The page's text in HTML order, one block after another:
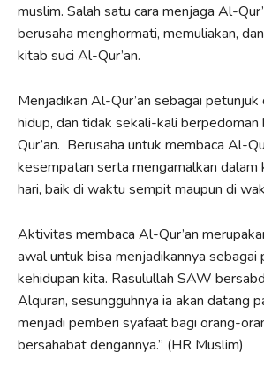
muslim. Salah satu cara menjaga Al-
berusaha menghormati, memuliakan,
kitab suci Al-Qur’an.
Menjadikan Al-Qur’an sebagai petunjuk
hidup, dan tidak sekali-kali
Qur’an. Berusaha untuk membaca Al-
kesempatan serta mengamalkan dalam
hari, baik di waktu sempit maupun di
Aktivitas membaca Al-Qur’an
awal untuk bisa menjadikannya sebagai
kehidupan kita. Rasulullah SAW
Alquran, sesungguhnya ia akan datang
menjadi pemberi syafaat bagi orang-
bersahabat dengannya.” (HR Muslim)